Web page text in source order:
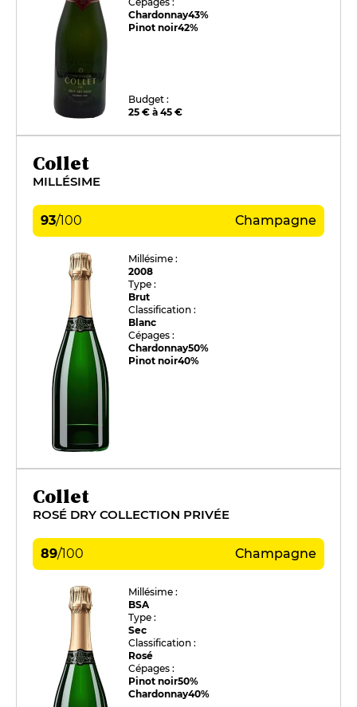
Chardonnay43%
Pinot noir42%
Budget :
25 € à 45 €
Collet
MILLÉSIME
93/100 Champagne
Millésime :
2008
Type :
Brut
Classification :
Blanc
Cépages :
Chardonnay50%
Pinot noir40%
Collet
ROSÉ DRY COLLECTION PRIVÉE
89/100 Champagne
Millésime :
BSA
Type :
Sec
Classification :
Rosé
Cépages :
Pinot noir50%
Chardonnay40%